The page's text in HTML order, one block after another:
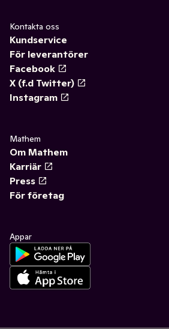
Kontakta oss
Kundservice
För leverantörer
Facebook
X (f.d Twitter)
Instagram
Mathem
Om Mathem
Karriär
Press
För företag
Appar